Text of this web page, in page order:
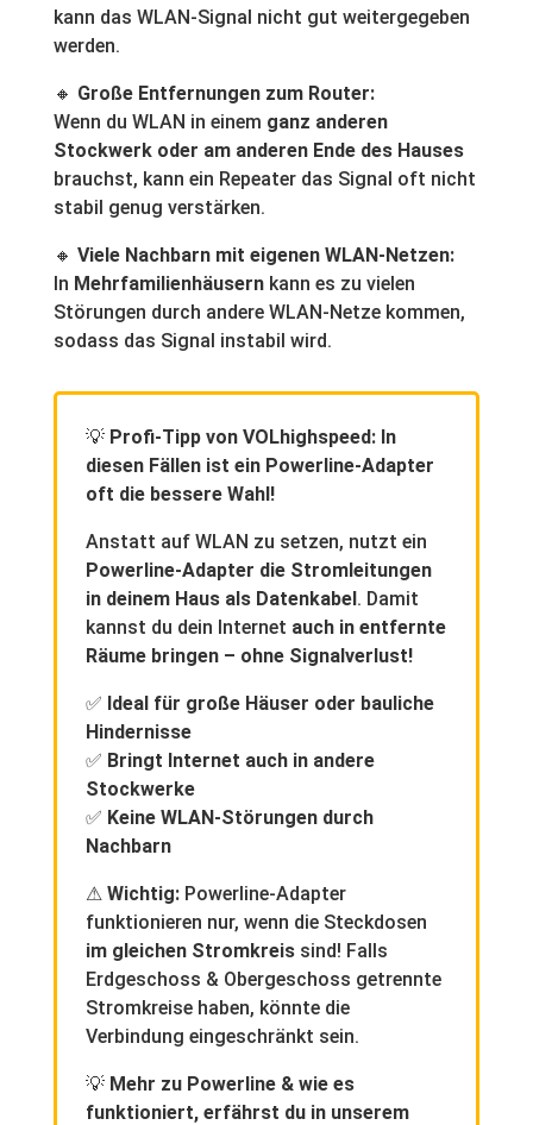
kann das WLAN-Signal nicht gut weitergegeben
werden.
🔸 Große Entfernungen zum Router:
Wenn du WLAN in einem ganz anderen
Stockwerk oder am anderen Ende des Hauses
brauchst, kann ein Repeater das Signal oft nicht
stabil genug verstärken.
🔸 Viele Nachbarn mit eigenen WLAN-Netzen:
In Mehrfamilienhäusernkann es zu vielen
Störungen durch andere WLAN-Netze kommen,
sodass das Signal instabil wird.
💡 Profi-Tipp von VOLhighspeed: In
diesen Fällen ist ein Powerline-Adapter
oft die bessere Wahl!
Anstatt auf WLAN zu setzen, nutzt ein
Powerline-Adapter die Stromleitungen
in deinem Haus als Datenkabel. Damit
kannst du dein Internet auch in entfernte
Räume bringen – ohne Signalverlust!
✅ Ideal für große Häuser oder bauliche
Hindernisse
✅ Bringt Internet auch in andere
Stockwerke
✅ Keine WLAN-Störungen durch
Nachbarn
⚠ Wichtig:Powerline-Adapter
funktionieren nur, wenn die Steckdosen
im gleichen Stromkreissind! Falls
Erdgeschoss & Obergeschoss getrennte
Stromkreise haben, könnte die
Verbindung eingeschränkt sein.
💡 Mehr zu Powerline & wie es
funktioniert, erfährst du in unserem